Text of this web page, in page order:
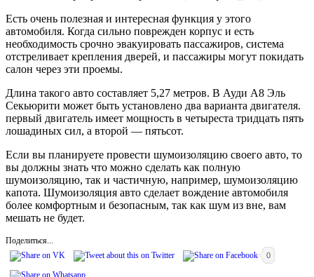
Есть очень полезная и интересная функция у этого
автомобиля. Когда сильно поврежден корпус и есть
необходимость срочно эвакуировать пассажиров, система
отстреливает крепления дверей, и пассажиры могут покидать
салон через эти проемы.
Длина такого авто составляет 5,27 метров. В Ауди А8 Эль
Секьюрити может быть установлено два варианта двигателя.
первый двигатель имеет мощность в четыреста тридцать пять
лошадиных сил, а второй — пятьсот.
Если вы планируете провести шумоизоляцию своего авто, то
вы должны знать что можно сделать как полную
шумоизоляцию, так и частичную, например, шумоизоляцию
капота. Шумоизоляция авто сделает вождение автомобиля
более комфортным и безопасным, так как шум из вне, вам
мешать не будет.
Поделиться...
0